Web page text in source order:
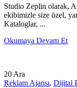
Studio Zeplin olarak,
ekibimizle size özel,
Kataloglar, ...
Okumaya Devam Et
20 Ara
Reklam Ajansı, Dijital